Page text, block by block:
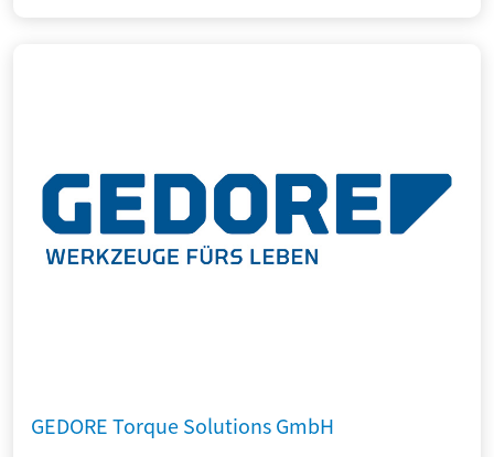
GEDORE Torque Solutions GmbH